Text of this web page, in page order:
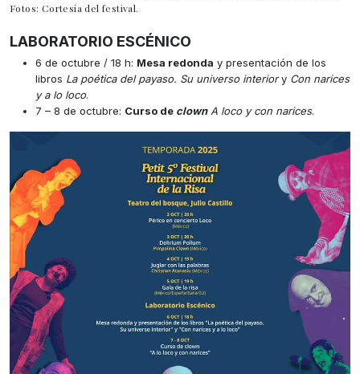
Fotos: Cortesía del festival.
LABORATORIO ESCÉNICO
6 de octubre / 18 h: Mesa redonda y presentación de los
libros La poética del payaso. Su universo interiory Con narices
y a lo loco.
7 – 8 de octubre: Curso de clown A loco y con narices.